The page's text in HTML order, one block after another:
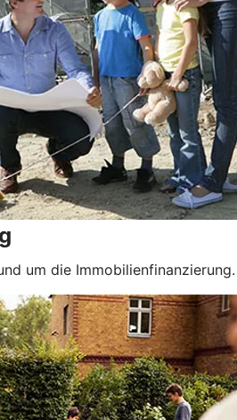
um die Immobilienfinanzierung.